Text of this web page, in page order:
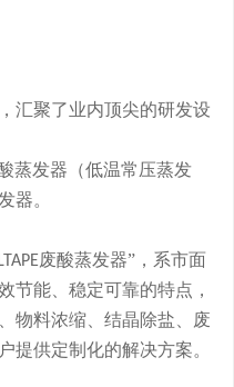
汇聚了业内顶尖的研发设
蒸发器 （低温常压蒸发
器。
LTAPE废酸蒸发器” ，系市面
节能、稳定可靠的特点，
物料浓缩、结晶除盐、废
提供定制化的解决方案。